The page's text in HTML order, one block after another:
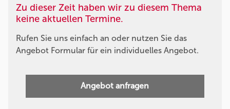
Zu dieser Zeit haben wir zu diesem Thema
keine aktuellen Termine.
Rufen Sie uns einfach an oder nutzen Sie das
Angebot Formular für ein individuelles Angebot.
Angebot anfragen